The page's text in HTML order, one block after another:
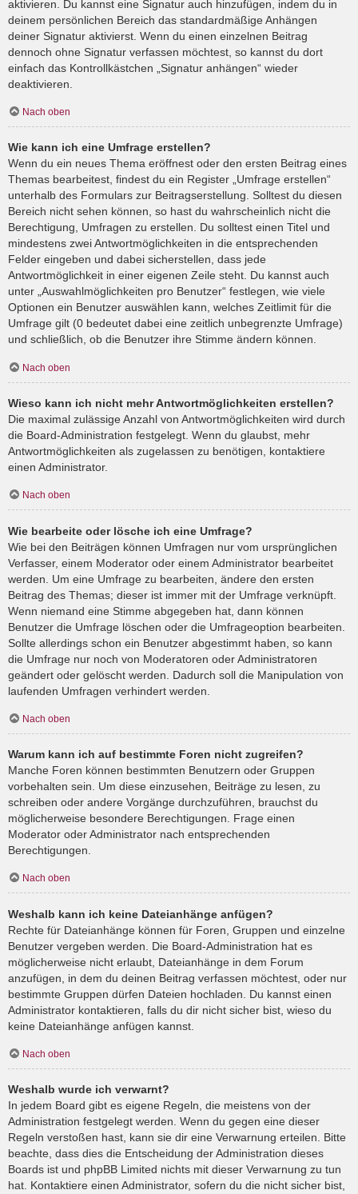
aktivieren. Du kannst eine Signatur auch hinzufügen, indem du in
deinem persönlichen Bereich das standardmäßige Anhängen
deiner Signatur aktivierst. Wenn du einen einzelnen Beitrag
dennoch ohne Signatur verfassen möchtest, so kannst du dort
einfach das Kontrollkästchen „Signatur anhängen“ wieder
deaktivieren.
Nach oben
Wie kann ich eine Umfrage erstellen?
Wenn du ein neues Thema eröffnest oder den ersten Beitrag eines
Themas bearbeitest, findest du ein Register „Umfrage erstellen“
unterhalb des Formulars zur Beitragserstellung. Solltest du diesen
Bereich nicht sehen können, so hast du wahrscheinlich nicht die
Berechtigung, Umfragen zu erstellen. Du solltest einen Titel und
mindestens zwei Antwortmöglichkeiten in die entsprechenden
Felder eingeben und dabei sicherstellen, dass jede
Antwortmöglichkeit in einer eigenen Zeile steht. Du kannst auch
unter „Auswahlmöglichkeiten pro Benutzer“ festlegen, wie viele
Optionen ein Benutzer auswählen kann, welches Zeitlimit für die
Umfrage gilt (0 bedeutet dabei eine zeitlich unbegrenzte Umfrage)
und schließlich, ob die Benutzer ihre Stimme ändern können.
Nach oben
Wieso kann ich nicht mehr Antwortmöglichkeiten erstellen?
Die maximal zulässige Anzahl von Antwortmöglichkeiten wird durch
die Board-Administration festgelegt. Wenn du glaubst, mehr
Antwortmöglichkeiten als zugelassen zu benötigen, kontaktiere
einen Administrator.
Nach oben
Wie bearbeite oder lösche ich eine Umfrage?
Wie bei den Beiträgen können Umfragen nur vom ursprünglichen
Verfasser, einem Moderator oder einem Administrator bearbeitet
werden. Um eine Umfrage zu bearbeiten, ändere den ersten
Beitrag des Themas; dieser ist immer mit der Umfrage verknüpft.
Wenn niemand eine Stimme abgegeben hat, dann können
Benutzer die Umfrage löschen oder die Umfrageoption bearbeiten.
Sollte allerdings schon ein Benutzer abgestimmt haben, so kann
die Umfrage nur noch von Moderatoren oder Administratoren
geändert oder gelöscht werden. Dadurch soll die Manipulation von
laufenden Umfragen verhindert werden.
Nach oben
Warum kann ich auf bestimmte Foren nicht zugreifen?
Manche Foren können bestimmten Benutzern oder Gruppen
vorbehalten sein. Um diese einzusehen, Beiträge zu lesen, zu
schreiben oder andere Vorgänge durchzuführen, brauchst du
möglicherweise besondere Berechtigungen. Frage einen
Moderator oder Administrator nach entsprechenden
Berechtigungen.
Nach oben
Weshalb kann ich keine Dateianhänge anfügen?
Rechte für Dateianhänge können für Foren, Gruppen und einzelne
Benutzer vergeben werden. Die Board-Administration hat es
möglicherweise nicht erlaubt, Dateianhänge in dem Forum
anzufügen, in dem du deinen Beitrag verfassen möchtest, oder nur
bestimmte Gruppen dürfen Dateien hochladen. Du kannst einen
Administrator kontaktieren, falls du dir nicht sicher bist, wieso du
keine Dateianhänge anfügen kannst.
Nach oben
Weshalb wurde ich verwarnt?
In jedem Board gibt es eigene Regeln, die meistens von der
Administration festgelegt werden. Wenn du gegen eine dieser
Regeln verstoßen hast, kann sie dir eine Verwarnung erteilen. Bitte
beachte, dass dies die Entscheidung der Administration dieses
Boards ist und phpBB Limited nichts mit dieser Verwarnung zu tun
hat. Kontaktiere einen Administrator, sofern du die nicht sicher bist,